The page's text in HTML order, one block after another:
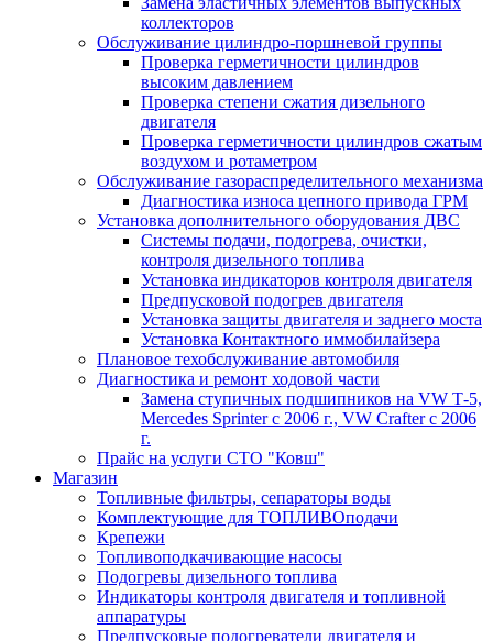
коллекторов
Обслуживание цилиндро-поршневой группы
Проверка герметичности цилиндров
высоким давлением
Проверка степени сжатия дизельного
двигателя
Проверка герметичности цилиндров сжатым
воздухом и ротаметром
Обслуживание газораспределительного механизма
Диагностика износа цепного привода ГРМ
Установка дополнительного оборудования ДВС
Системы подачи, подогрева, очистки,
контроля дизельного топлива
Установка индикаторов контроля двигателя
Предпусковой подогрев двигателя
Установка защиты двигателя и заднего моста
Установка Контактного иммобилайзера
Плановое техобслуживание автомобиля
Диагностика и ремонт ходовой части
Замена ступичных подшипников на VW Т-5,
Mercedes Sprinter c 2006 г., VW Crafter с 2006
г.
Прайс на услуги СТО "Ковш"
Магазин
Топливные фильтры, сепараторы воды
Комплектующие для ТОПЛИВОподачи
Крепежи
Топливоподкачивающие насосы
Подогревы дизельного топлива
Индикаторы контроля двигателя и топливной
аппаратуры
Предпусковые подогреватели двигателя и